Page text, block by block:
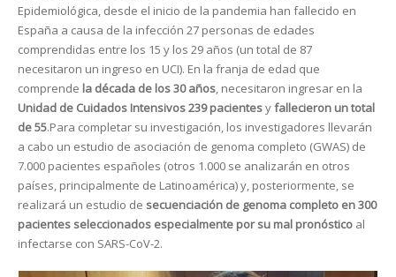
Epidemiológica, desde el inicio de la pandemia han fallecido en
España a causa de la infección 27 personas de edades
comprendidas entre los 15 y los 29 años (un total de 87
necesitaron un ingreso en UCI). En la franja de edad que
comprende la década de los 30 años, necesitaron ingresar en la
Unidad de Cuidados Intensivos 239 pacientesyfallecieron un total
de 55.Para completar su investigación, los investigadores llevarán
a cabo un estudio de asociación de genoma completo (GWAS) de
7.000 pacientes españoles (otros 1.000 se analizarán en otros
países, principalmente de Latinoamérica) y, posteriormente, se
realizará un estudio de secuenciación de genoma completo en 300
pacientes seleccionados especialmente por su mal pronóstico al
infectarse con SARS-CoV-2.